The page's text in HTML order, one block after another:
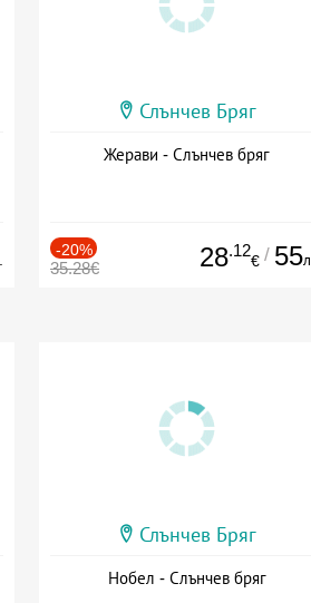
Слънчев Бряг
Жерави - Слънчев бряг
-20%
35.28€ 28.12
€ / 55
Слънчев Бряг
Нобел - Слънчев бряг